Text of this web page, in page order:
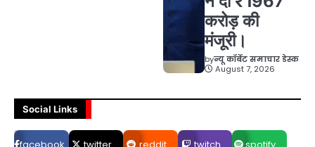
करोड़ की
मंजूरी।
byन्यू कॉर्बेट समाचार डेस्क
August 7, 2026
Social Links
facebook twitter reddit twitch spotify